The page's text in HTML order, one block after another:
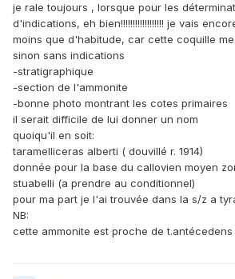
je rale toujours , lorsque pour les
d'indications, eh bien!!!!!!!!!!!!!!!!!! je vais
moins que d'habitude, car cette coquille
sinon sans indications
-stratigraphique
-section de l'ammonite
-bonne photo montrant les cotes primaires
il serait difficile de lui donner un nom
quoiqu'il en soit:
taramelliceras alberti ( douvillé r. 1914)
donnée pour la base du callovien moyen
stuabelli (a prendre au conditionnel)
pour ma part je l'ai trouvée dans la s/z a
NB:
cette ammonite est proche de t.antécedens